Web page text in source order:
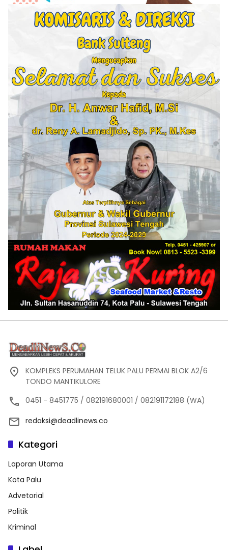
KOMPLEKS PERUMAHAN TELUK PALU PERMAI BLOK A2/6
TONDO MANTIKULORE
0451 - 8451775 / 082191680001 / 082191172188 (WA)
redaksi@deadlinews.co
Kategori
Laporan Utama
Kota Palu
Advetorial
Politik
Kriminal